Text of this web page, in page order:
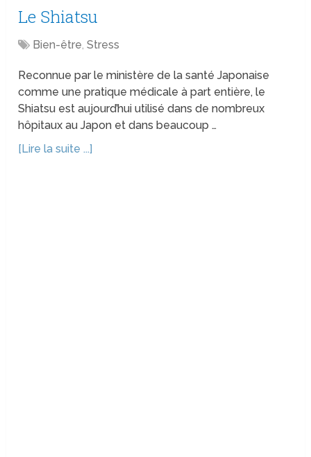
Le Shiatsu
Bien-être,Stress
Reconnue par le ministère de la santé Japonaise
comme une pratique médicale à part entière, le
Shiatsu est aujourd’hui utilisé dans de nombreux
hôpitaux au Japon et dans beaucoup …
[Lire la suite ...]